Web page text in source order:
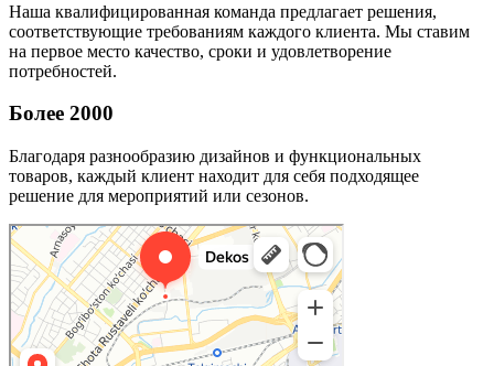
Наша квалифицированная команда предлагает решения,
соответствующие требованиям каждого клиента. Мы ставим
на первое место качество, сроки и удовлетворение
потребностей.
Более 2000
Благодаря разнообразию дизайнов и функциональных
товаров, каждый клиент находит для себя подходящее
решение для мероприятий или сезонов.